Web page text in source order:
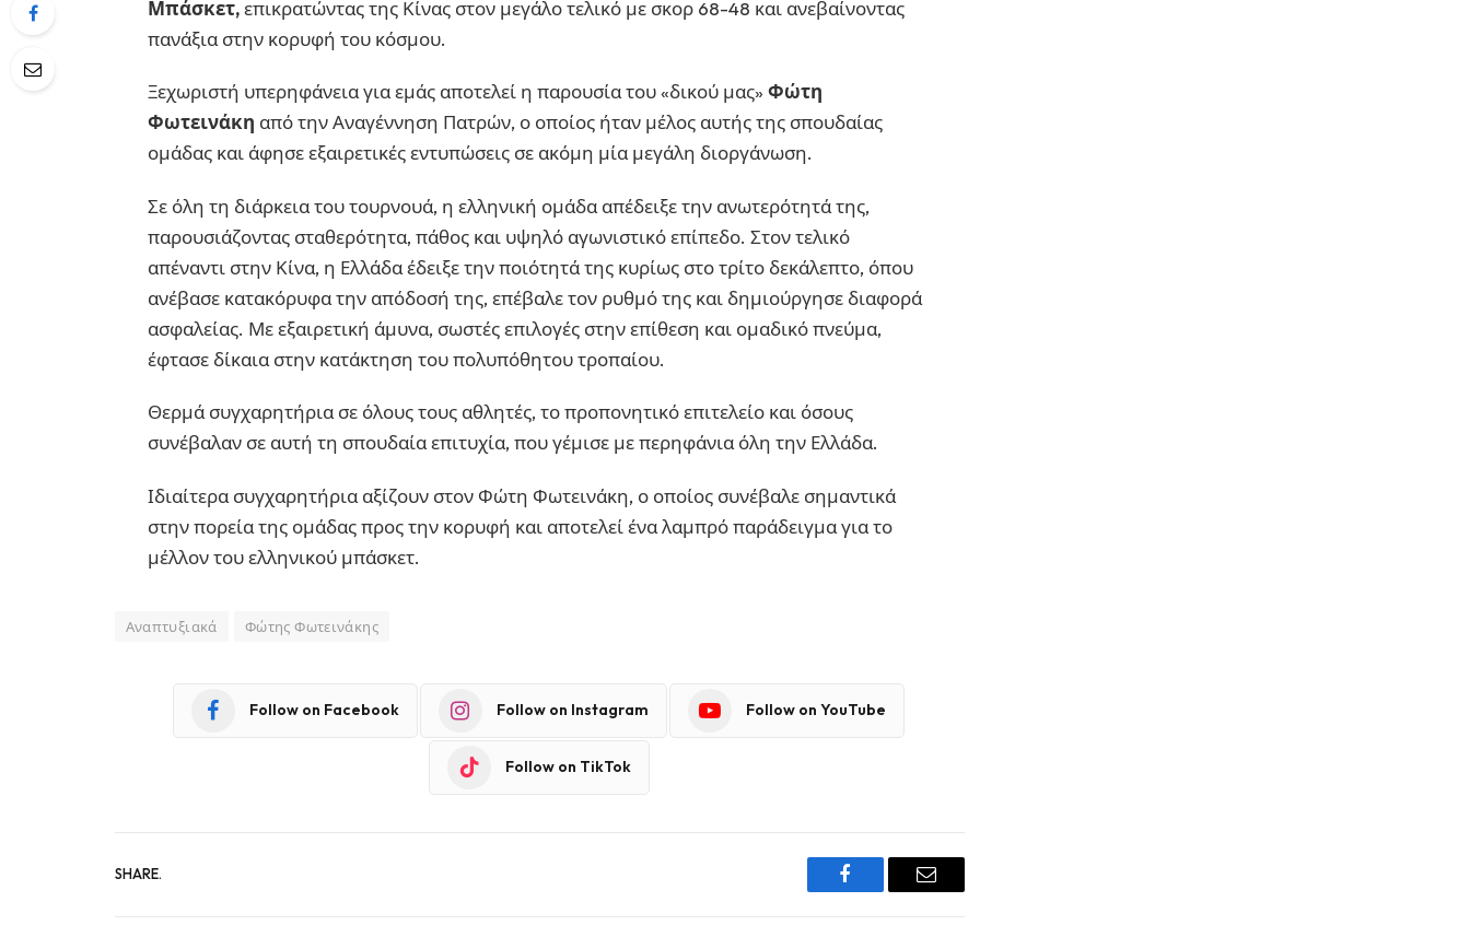
Μπάσκετ,επικρατώντας της Κίνας στον μεγάλο τελικό με σκορ 68-48 και ανεβαίνοντας
πανάξια στην κορυφή του κόσμου.
Ξεχωριστή υπερηφάνεια για εμάς αποτελεί η παρουσία του «δικού μας»Φώτη
Φωτεινάκη από την Αναγέννηση Πατρών, ο οποίος ήταν μέλος αυτής της σπουδαίας
ομάδας και άφησε εξαιρετικές εντυπώσεις σε ακόμη μία μεγάλη διοργάνωση.
Σε όλη τη διάρκεια του τουρνουά, η ελληνική ομάδα απέδειξε την ανωτερότητά της,
παρουσιάζοντας σταθερότητα, πάθος και υψηλό αγωνιστικό επίπεδο. Στον τελικό
απέναντι στην Κίνα, η Ελλάδα έδειξε την ποιότητά της κυρίως στο τρίτο δεκάλεπτο, όπου
ανέβασε κατακόρυφα την απόδοσή της, επέβαλε τον ρυθμό της και δημιούργησε διαφορά
ασφαλείας. Με εξαιρετική άμυνα, σωστές επιλογές στην επίθεση και ομαδικό πνεύμα,
έφτασε δίκαια στην κατάκτηση του πολυπόθητου τροπαίου.
Θερμά συγχαρητήρια σε όλους τους αθλητές, το προπονητικό επιτελείο και όσους
συνέβαλαν σε αυτή τη σπουδαία επιτυχία, που γέμισε με περηφάνια όλη την Ελλάδα.
Ιδιαίτερα συγχαρητήρια αξίζουν στον Φώτη Φωτεινάκη, ο οποίος συνέβαλε σημαντικά
στην πορεία της ομάδας προς την κορυφή και αποτελεί ένα λαμπρό παράδειγμα για το
μέλλον του ελληνικού μπάσκετ.
Αναπτυξιακά Φώτης Φωτεινάκης
Follow on Facebook Follow on Instagram Follow on YouTube
Follow on TikTok
SHARE.
Facebook Email